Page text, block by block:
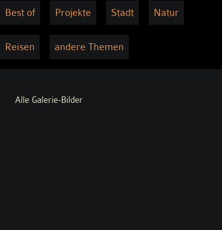
Best of Projekte Stadt Natur
Reisen andere Themen
Alle Galerie-Bilder